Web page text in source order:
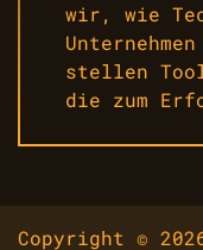
wir, wie
stellen
die zum
Copyright ©